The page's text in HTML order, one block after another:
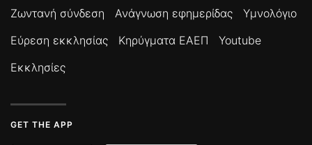
Ζωντανή σύνδεση Ανάγνωση εφημερίδας
Υμνολόγιο
Εύρεση εκκλησίας
Κηρύγματα ΕΑΕΠ
Youtube
Εκκλησίες
GET THE APP